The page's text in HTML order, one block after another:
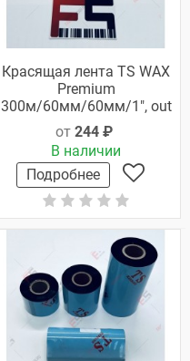
Красящая лента TS WAX
Premium
300м/60мм/60мм/1", out
от 244 ₽
В наличии
Подробнее